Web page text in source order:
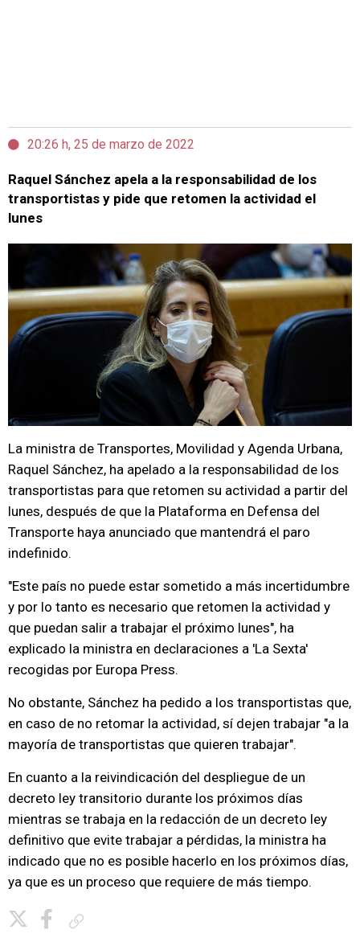
20:26 h, 25 de marzo de 2022
Raquel Sánchez apela a la responsabilidad de los
transportistas y pide que retomen la actividad el
lunes
La ministra de Transportes, Movilidad y Agenda Urbana,
Raquel Sánchez, ha apelado a la responsabilidad de los
transportistas para que retomen su actividad a partir del
lunes, después de que la Plataforma en Defensa del
Transporte haya anunciado que mantendrá el paro
indefinido.
"Este país no puede estar sometido a más incertidumbre
y por lo tanto es necesario que retomen la actividad y
que puedan salir a trabajar el próximo lunes", ha
explicado la ministra en declaraciones a 'La Sexta'
recogidas por Europa Press.
No obstante, Sánchez ha pedido a los transportistas que,
en caso de no retomar la actividad, sí dejen trabajar "a la
mayoría de transportistas que quieren trabajar".
En cuanto a la reivindicación del despliegue de un
decreto ley transitorio durante los próximos días
mientras se trabaja en la redacción de un decreto ley
definitivo que evite trabajar a pérdidas, la ministra ha
indicado que no es posible hacerlo en los próximos días,
ya que es un proceso que requiere de más tiempo.